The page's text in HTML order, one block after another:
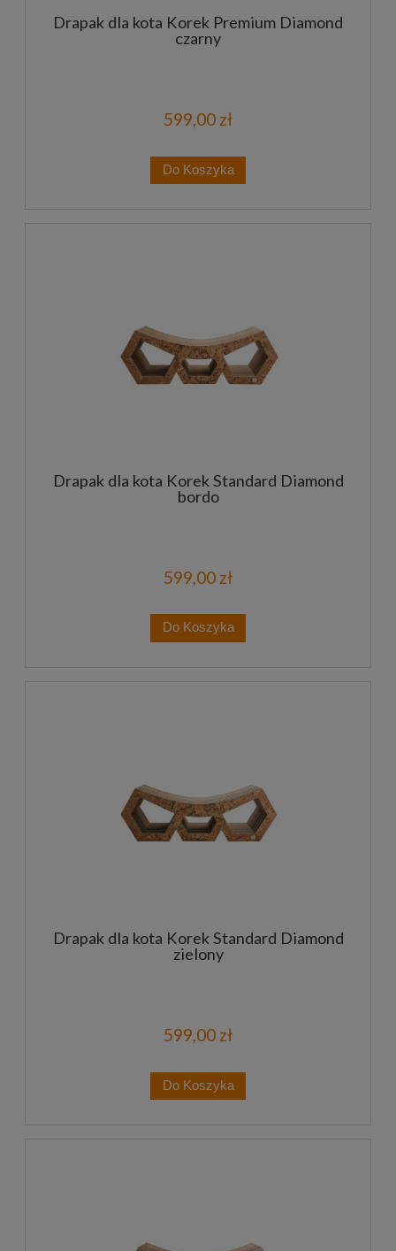
Drapak dla kota Korek Premium Diamond
czarny
599,00 zł
Do Koszyka
Drapak dla kota Korek Standard Diamond
bordo
599,00 zł
Do Koszyka
Drapak dla kota Korek Standard Diamond
zielony
599,00 zł
Do Koszyka